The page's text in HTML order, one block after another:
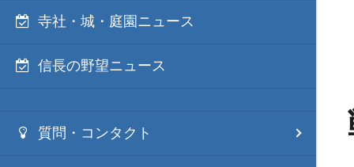
寺社・城・庭園ニュース
信長の野望ニュース
質問・コンタクト